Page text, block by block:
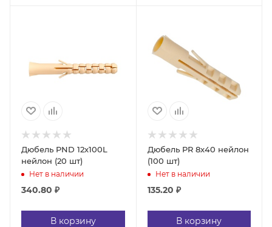
Дюбель PND 12х100L
нейлон (20 шт)
Нет в наличии
340.80 ₽
В корзину
Дюбель PR 8х40 нейлон
(100 шт)
Нет в наличии
135.20 ₽
В корзину